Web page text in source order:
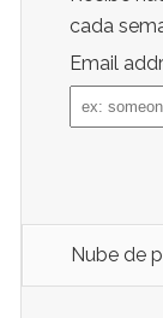
cada
Email
Email
address
Nube de